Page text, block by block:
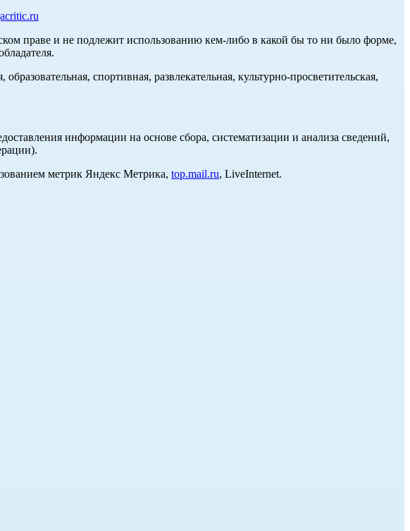
праве и не подлежит использованию кем-либо в какой бы то ни было форме,
спортивная, развлекательная, культурно-просветительская,
информации на основе сбора, систематизации и анализа сведений,
метрик Яндекс Метрика, top.mail.ru, LiveInternet.